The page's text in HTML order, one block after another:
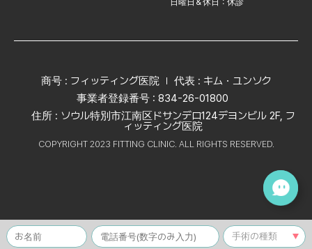
日曜日＆休日：休診
商号 : フィッティング医院
代表 : キム・ユンソク
事業者登録番号 : 834-26-01800
住所 : ソウル特別市江南区ドサンデロ124デヨンビル 2F, フ
ィッティング医院
COPYRIGHT 2023 FITTING CLINIC. ALL RIGHTS RESERVED.